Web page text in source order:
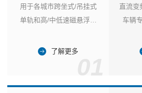
用于各城市跨坐式/吊挂式
单轨和高/中低速磁悬浮列
了解更多
直流变
车辆